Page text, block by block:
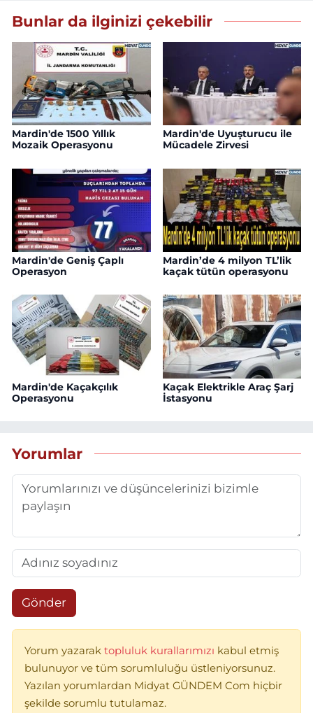
Bunlar da ilginizi çekebilir
Mardin'de 1500 Yıllık
Mozaik Operasyonu
Mardin'de Uyuşturucu ile
Mücadele Zirvesi
Mardin'de Geniş Çaplı
Operasyon
Mardin’de 4 milyon TL’lik
kaçak tütün operasyonu
Mardin'de Kaçakçılık
Operasyonu
Kaçak Elektrikle Araç Şarj
İstasyonu
Yorumlar
Gönder
Yorum yazarak topluluk kurallarımızı kabul etmiş
bulunuyor ve tüm sorumluluğu üstleniyorsunuz.
Yazılan yorumlardan Midyat GÜNDEM Com hiçbir
şekilde sorumlu tutulamaz.